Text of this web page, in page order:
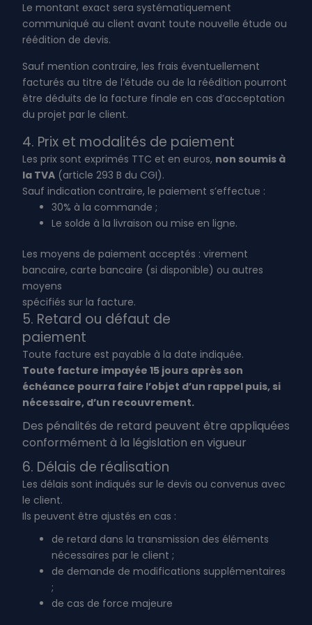
Le montant exact sera systématiquement
communiqué au client avant toute nouvelle étude ou
réédition de devis.
Sauf mention contraire, les frais éventuellement
facturés au titre de l’étude ou de la réédition pourront
être déduits de la facture finale en cas d’acceptation
du projet par le client.
4. Prix et modalités de paiement
Les prix sont exprimés TTC et en euros, non soumis à
la TVA (article 293 B du CGI).
Sauf indication contraire, le paiement s’effectue :
30% à la commande ;
Le solde à la livraison ou mise en ligne.
Les moyens de paiement acceptés : virement
bancaire, carte bancaire (si disponible) ou autres
moyens
spécifiés sur la facture.
5. Retard ou défaut de
paiement
Toute facture est payable à la date indiquée.
Toute facture impayée 15 jours après son
échéance pourra faire l’objet d’un rappel puis, si
nécessaire, d’un recouvrement.
Des pénalités de retard peuvent être appliquées
conformément à la législation en vigueur
6. Délais de réalisation
Les délais sont indiqués sur le devis ou convenus avec
le client.
Ils peuvent être ajustés en cas :
de retard dans la transmission des éléments
nécessaires par le client ;
de demande de modifications supplémentaires
;
de cas de force majeure